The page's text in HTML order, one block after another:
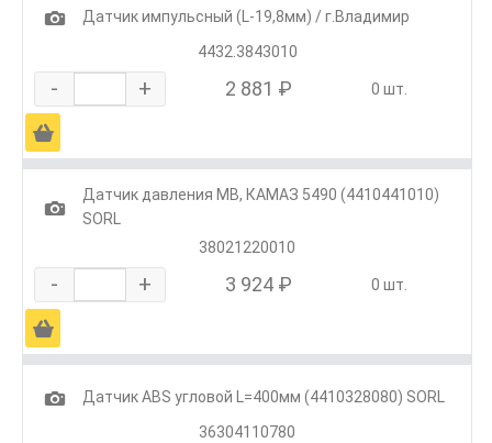
1
Датчик импульсный (L-19,8мм) / г.Владимир
4432.3843010
- + 2 881 ₽ 0 шт.
Ä
1
Датчик давления MB, КАМАЗ 5490 (4410441010)
SORL
38021220010
- + 3 924 ₽ 0 шт.
Ä
1
Датчик ABS угловой L=400мм (4410328080) SORL
36304110780